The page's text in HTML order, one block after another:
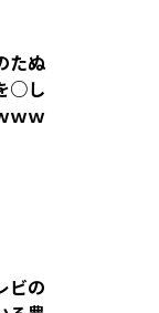
たぬ
○し
ｗｗ
ビの